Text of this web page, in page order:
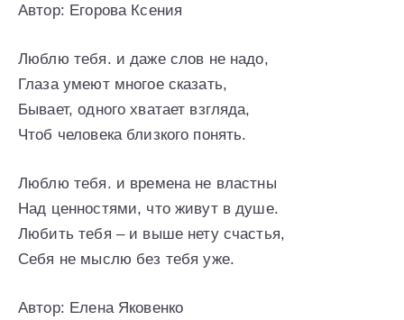
Автор: Егорова Ксения
Люблю тебя. и даже слов не надо,
Глаза умеют многое сказать,
Бывает, одного хватает взгляда,
Чтоб человека близкого понять.
Люблю тебя. и времена не властны
Над ценностями, что живут в душе.
Любить тебя – и выше нету счастья,
Себя не мыслю без тебя уже.
Автор: Елена Яковенко